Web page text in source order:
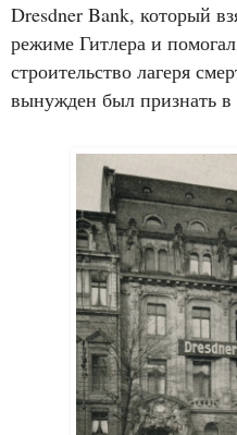
Dresdner Bank, который
режиме Гитлера и
строительство лагеря
вынужден был признать в